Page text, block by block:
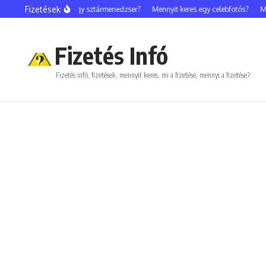
Ugrás a tartalomhoz
Fizetések
Mennyit keres egy sztármenedzser? Mennyit keres egy celebfotós?
Fizetés Infó
Fizetés infó, fizetések, mennyit keres, mi a fizetése, mennyi a fizetése?